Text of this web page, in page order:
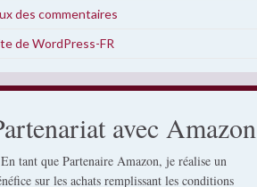
des commentaires
de WordPress-FR
avec Amazon
tant que Partenaire Amazon, je réalise un
sur les achats remplissant les conditions